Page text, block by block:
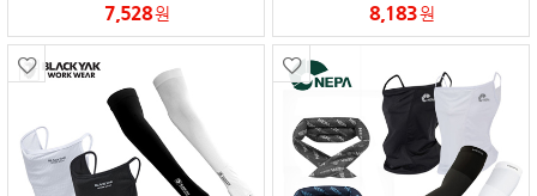
7,528원 8,183원